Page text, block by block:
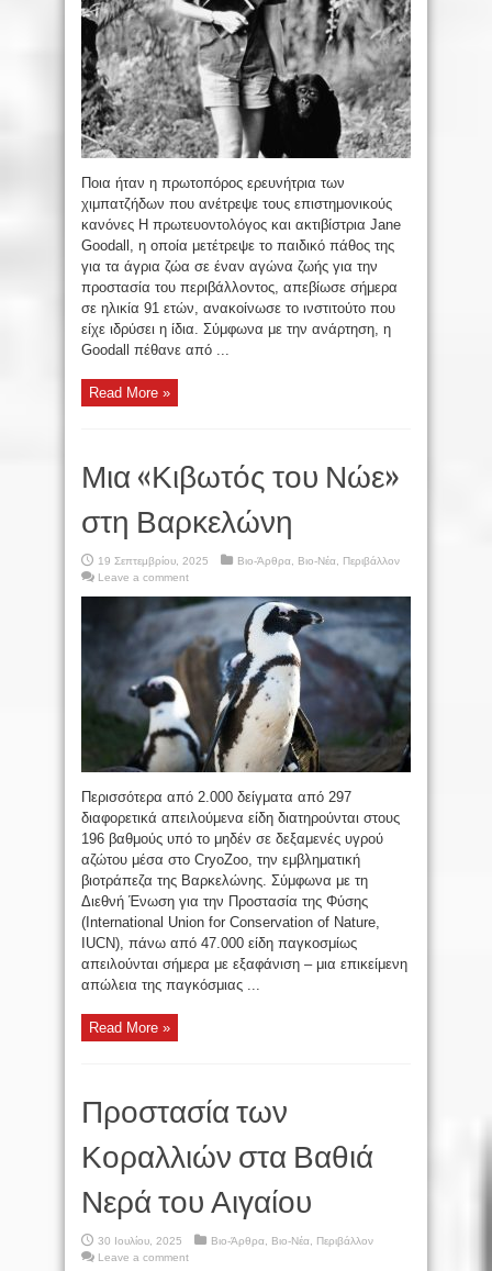
Ποια ήταν η πρωτοπόρος ερευνήτρια των
χιμπατζήδων που ανέτρεψε τους επιστημονικούς
κανόνες Η πρωτευοντολόγος και ακτιβίστρια Jane
Goodall, η οποία μετέτρεψε το παιδικό πάθος της
για τα άγρια ζώα σε έναν αγώνα ζωής για την
προστασία του περιβάλλοντος, απεβίωσε σήμερα
σε ηλικία 91 ετών, ανακοίνωσε το ινστιτούτο που
είχε ιδρύσει η ίδια. Σύμφωνα με την ανάρτηση, η
Goodall πέθανε από ...
Read More »
Μια «Κιβωτός του Νώε»
στη Βαρκελώνη
19 Σεπτεμβρίου, 2025 Βιο-Άρθρα Βιο-Νέα
Περιβάλλον
Leave a comment
Περισσότερα από 2.000 δείγματα από 297
διαφορετικά απειλούμενα είδη διατηρούνται στους
196 βαθμούς υπό το μηδέν σε δεξαμενές υγρού
αζώτου μέσα στο CryoZoo, την εμβληματική
βιοτράπεζα της Βαρκελώνης. Σύμφωνα με τη
Διεθνή Ένωση για την Προστασία της Φύσης
(International Union for Conservation of Nature,
IUCN), πάνω από 47.000 είδη παγκοσμίως
απειλούνται σήμερα με εξαφάνιση – μια επικείμενη
απώλεια της παγκόσμιας ...
Read More »
Προστασία των
Κοραλλιών στα Βαθιά
Νερά του Αιγαίου
30 Ιουλίου, 2025 Βιο-Άρθρα Βιο-Νέα
Περιβάλλον
Leave a comment